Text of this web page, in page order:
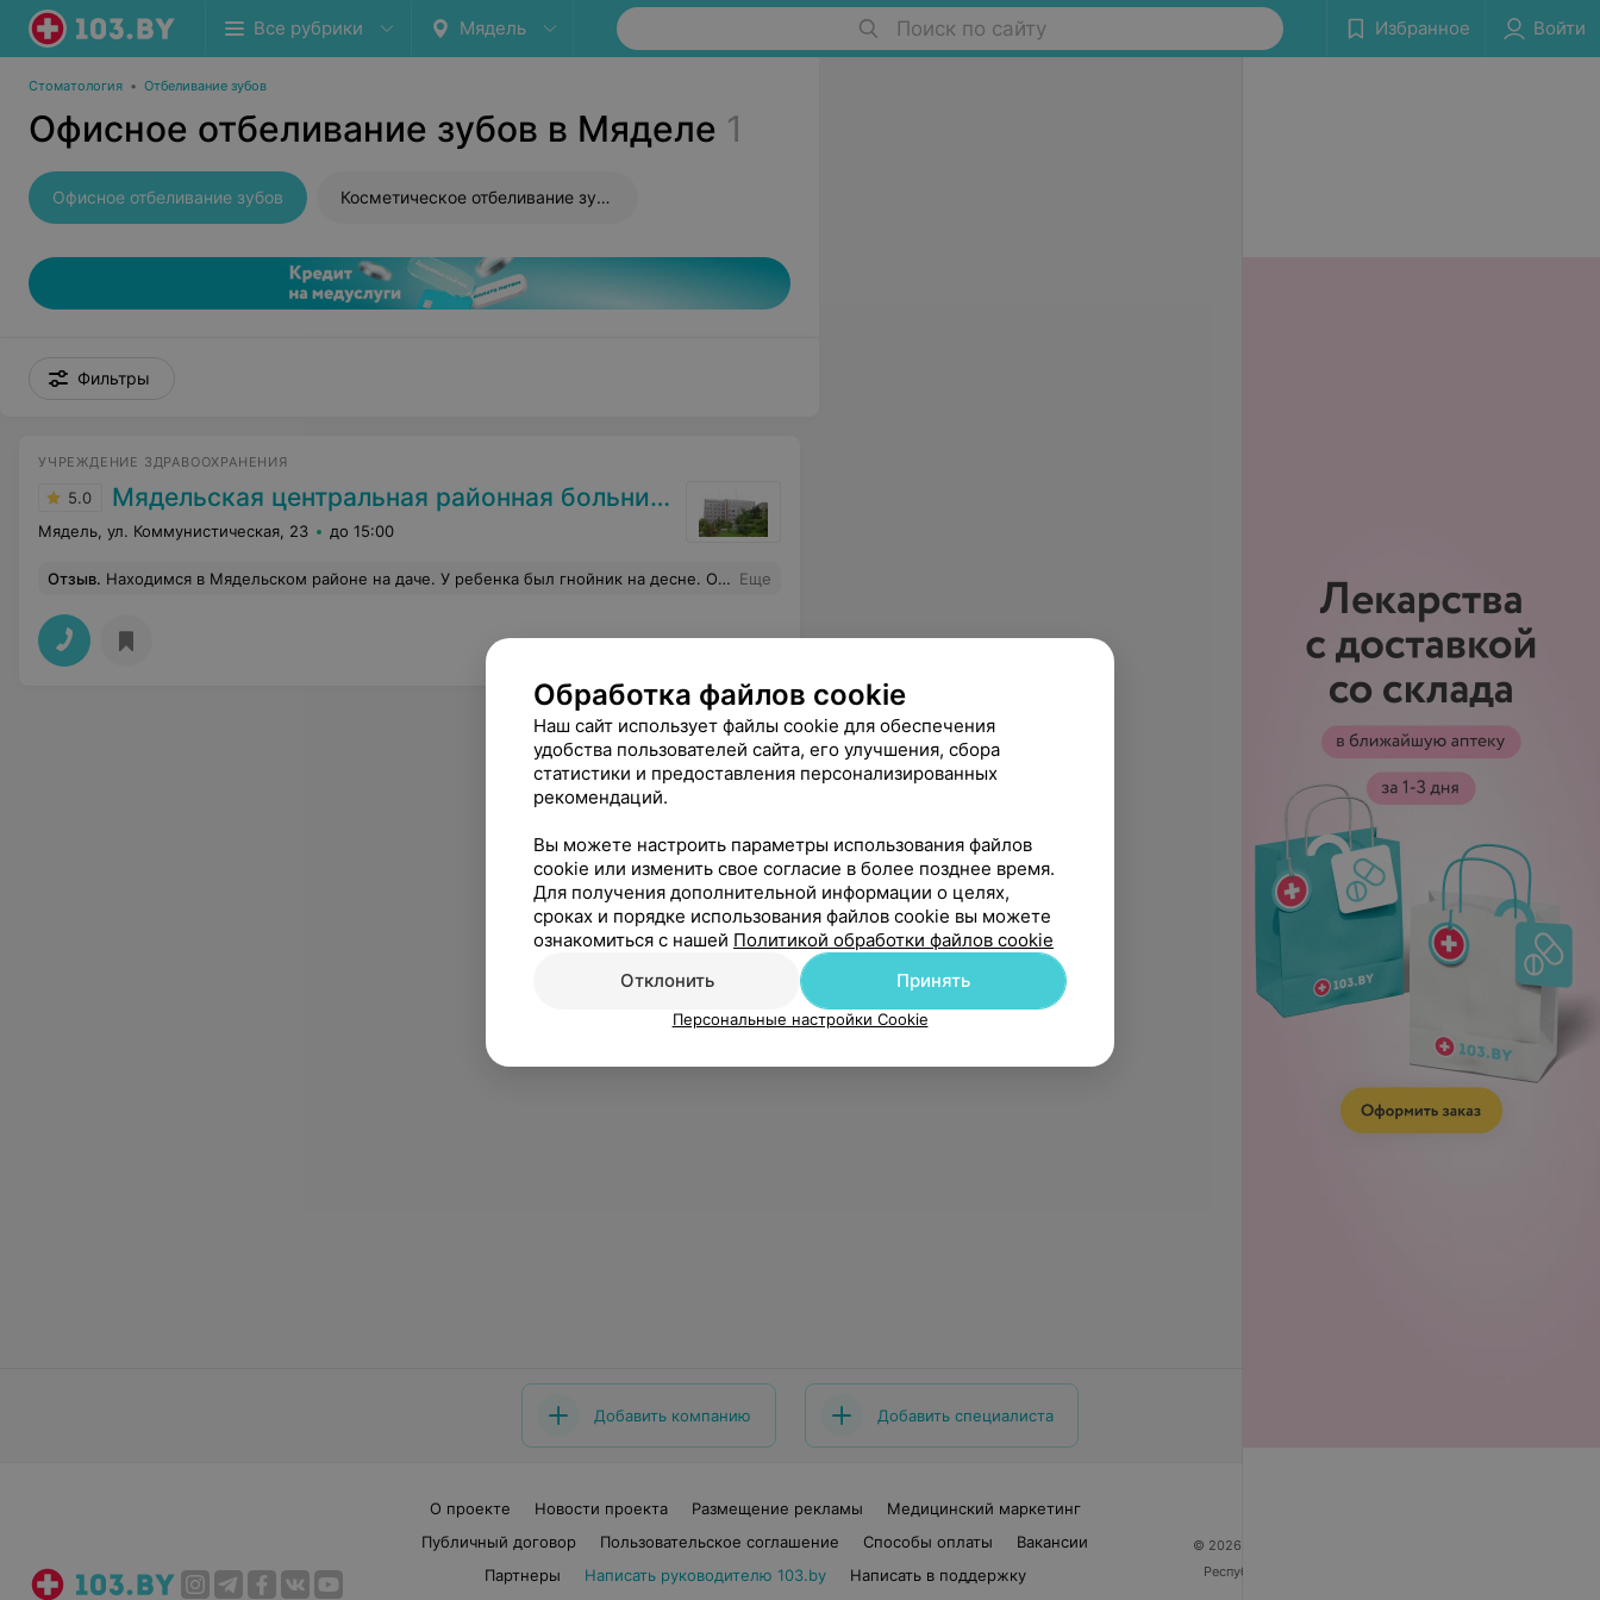
Все рубрики Мядель Поиск по сайту Избранное Войти
Стоматология • Отбеливание зубов
Офисное отбеливание зубов в Мяделе 1
Офисное отбеливание зубов Косметическое отбеливание зубов
Фильтры
УЧРЕЖДЕНИЕ ЗДРАВООХРАНЕНИЯ
5.0 Мядельская центральная районная больница
Мядель, ул. Коммунистическая, 23 до 15:00
Отзыв. Находимся в Мядельском районе на даче. У ребенка был гнойник на десне. Обратились в Мядельскую ЦРБ. Приняли без проблем и вопросов. Стоматолог быстро обработала десну, дала рекомендации. Спасибо за оперативность и вежливость! Еще
Добавить компанию Добавить специалиста
О проекте Новости проекта Размещение рекламы
Медицинский маркетинг
Публичный договор
Пользовательское соглашение Способы оплаты
Вакансии
Партнеры
Написать руководителю 103.by
Написать в поддержку
© 2026 ООО «Артокс Лаб», УНП 191700409
Республика Беларусь, г. Минск, улица Толбухина, 2,
Обработка файлов cookie
Наш сайт использует файлы cookie для обеспечения
удобства пользователей сайта, его улучшения, сбора
статистики и предоставления персонализированных
рекомендаций.
Вы можете настроить параметры использования файлов
cookie или изменить свое согласие в более позднее время.
Для получения дополнительной информации о целях,
сроках и порядке использования файлов cookie вы можете
ознакомиться с нашей Политикой обработки файлов cookie
Отклонить
Принять
Персональные настройки Cookie